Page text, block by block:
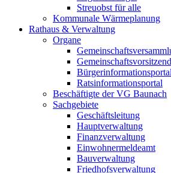
Streuobst für alle
Kommunale Wärmeplanung
Rathaus & Verwaltung
Organe
Bürgerinformationsportal
Ratsinformationsportal
Beschäftigte der VG Baunach
Sachgebiete
Geschäftsleitung
Hauptverwaltung
Finanzverwaltung
Einwohnermeldeamt
Bauverwaltung
Friedhofsverwaltung